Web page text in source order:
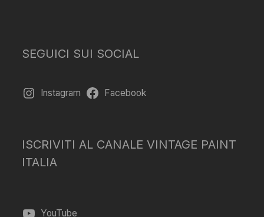
SEGUICI SUI SOCIAL
Instagram Facebook
ISCRIVITI AL CANALE VINTAGE PAINT
ITALIA
YouTube